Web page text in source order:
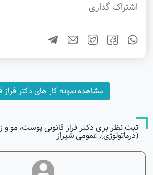
اشتراک گذاری
مشاهده نمونه کار های دکتر فراز
ثبت نظر برای دکتر فراز قانونی پوست، مو و
(درماتولوژی), عمومی شیراز